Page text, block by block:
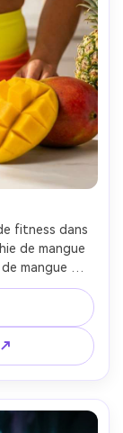
fitness dans
de mangue
mangue
vives,
R3 35mm
nettes, des
commerciale